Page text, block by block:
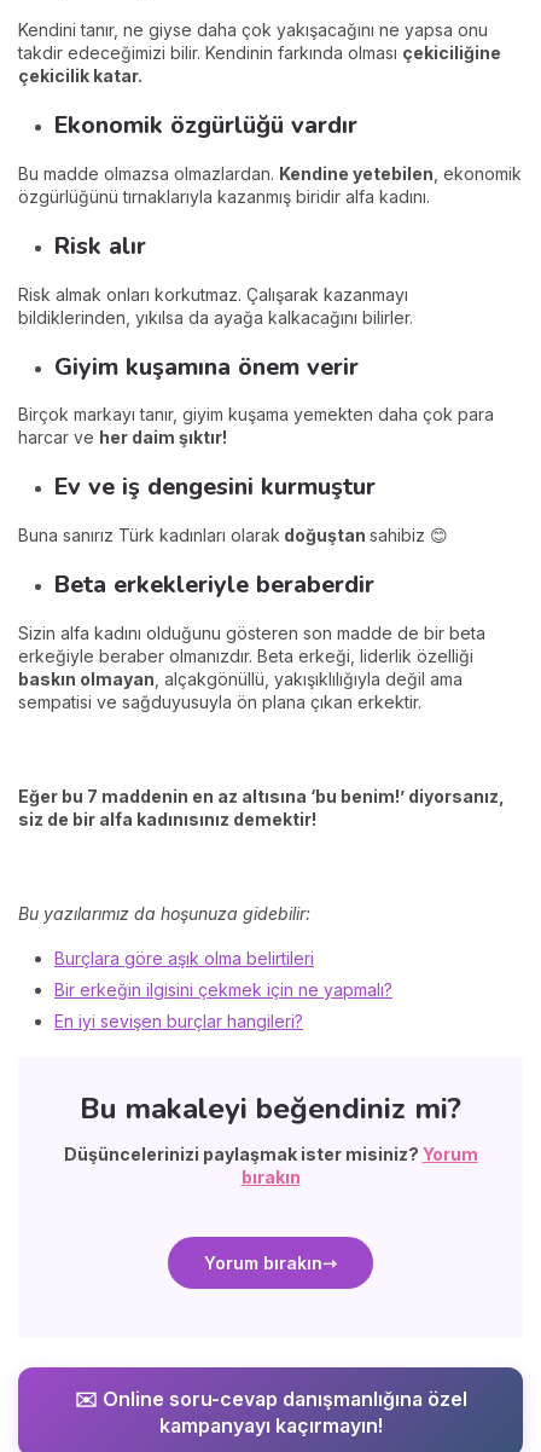
Kendini tanır, ne giyse daha çok yakışacağını ne yapsa onu
takdir edeceğimizi bilir. Kendinin farkında olması çekiciliğine
çekicilik katar.
Ekonomik özgürlüğü vardır
Bu madde olmazsa olmazlardan. Kendine yetebilen , ekonomik
özgürlüğünü tırnaklarıyla kazanmış biridir alfa kadını.
Risk alır
Risk almak onları korkutmaz. Çalışarak kazanmayı
bildiklerinden, yıkılsa da ayağa kalkacağını bilirler.
Giyim kuşamına önem verir
Birçok markayı tanır, giyim kuşama yemekten daha çok para
harcar ve her daim şıktır!
Ev ve iş dengesini kurmuştur
Buna sanırız Türk kadınları olarak doğuştan sahibiz 😊
Beta erkekleriyle beraberdir
Sizin alfa kadını olduğunu gösteren son madde de bir beta
erkeğiyle beraber olmanızdır. Beta erkeği, liderlik özelliği
baskın olmayan , alçakgönüllü, yakışıklılığıyla değil ama
sempatisi ve sağduyusuyla ön plana çıkan erkektir.
Eğer bu 7 maddenin en az altısına ‘bu benim!’ diyorsanız,
siz de bir alfa kadınısınız demektir!
Bu yazılarımız da hoşunuza gidebilir:
Burçlara göre aşık olma belirtileri
Bir erkeğin ilgisini çekmek için ne yapmalı?
En iyi sevişen burçlar hangileri?
Bu makaleyi beğendiniz mi?
Düşüncelerinizi paylaşmak ister misiniz? Yorum
bırakın
Yorum bırakın
✉️ Online soru-cevap danışmanlığına özel
kampanyayı kaçırmayın!